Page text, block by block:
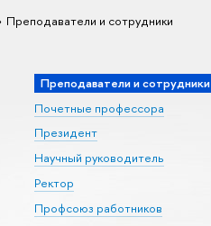
Преподаватели и сотрудники
Преподаватели и сотрудники
Почетные профессора
Президент
Научный руководитель
Ректор
Профсоюз работников